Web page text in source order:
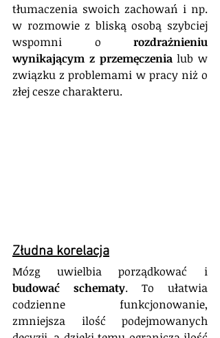
tłumaczenia swoich zachowań i np.
w rozmowie z bliską osobą szybciej
wspomni o rozdrażnieniu
wynikającym z przemęczenia lub w
związku z problemami w pracy niż o
złej cesze charakteru.
Złudna korelacja
budować schematy. To ułatwia
codzienne funkcjonowanie,
zmniejsza ilość podejmowanych